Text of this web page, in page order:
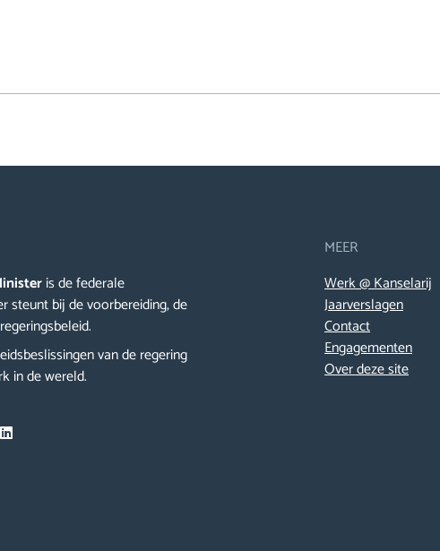
is de federale
steunt bij de voorbereiding, de
van de regering
in de wereld.
MEER
Werk @ Kanselarij
Jaarverslagen
Contact
Engagementen
Over deze site